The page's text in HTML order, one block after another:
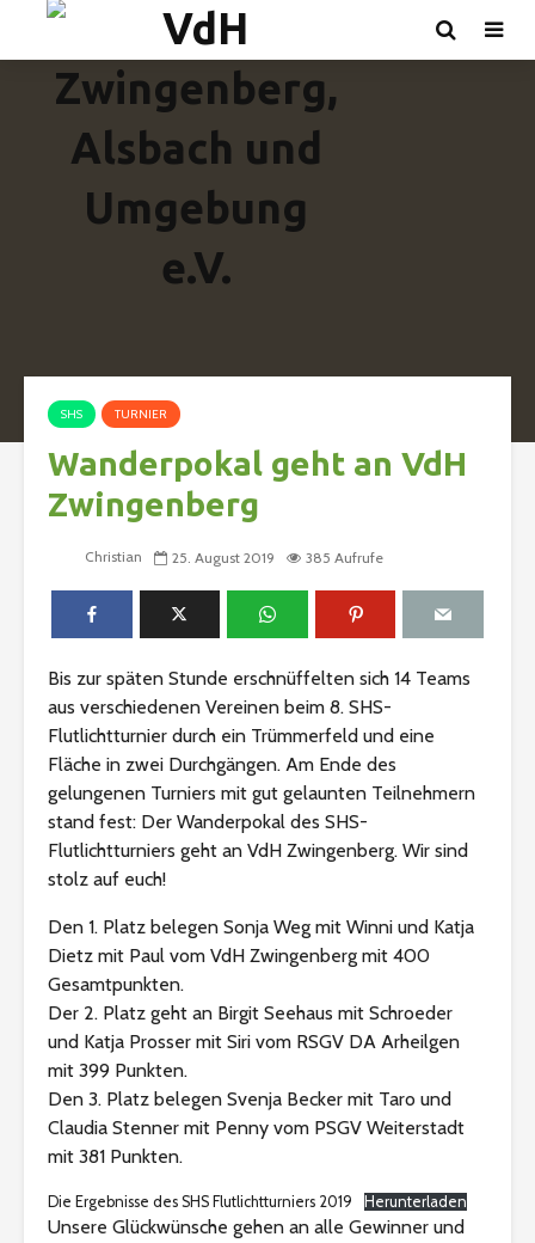
SHS TURNIER
Wanderpokal geht an VdH
Zwingenberg
Christian 25. August 2019 385 Aufrufe
Bis zur späten Stunde erschnüffelten sich 14 Teams
aus verschiedenen Vereinen beim 8. SHS-
Flutlichtturnier durch ein Trümmerfeld und eine
Fläche in zwei Durchgängen. Am Ende des
gelungenen Turniers mit gut gelaunten Teilnehmern
stand fest: Der Wanderpokal des SHS-
Flutlichtturniers geht an VdH Zwingenberg. Wir sind
stolz auf euch!
Den 1. Platz belegen Sonja Weg mit Winni und Katja
Dietz mit Paul vom VdH Zwingenberg mit 400
Gesamtpunkten.
Der 2. Platz geht an Birgit Seehaus mit Schroeder
und Katja Prosser mit Siri vom RSGV DA Arheilgen
mit 399 Punkten.
Den 3. Platz belegen Svenja Becker mit Taro und
Claudia Stenner mit Penny vom PSGV Weiterstadt
mit 381 Punkten.
Die Ergebnisse des SHS Flutlichtturniers 2019 Herunterladen
Unsere Glückwünsche gehen an alle Gewinner und